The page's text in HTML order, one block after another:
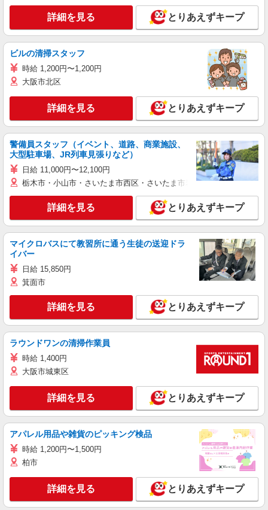
詳細を見る とりあえずキープ
ビルの清掃スタッフ
時給 1,200円〜1,200円
大阪市北区
詳細を見る とりあえずキープ
警備員スタッフ（イベント、道路、商業施設、
大型駐車場、JR列車見張りなど）
日給 11,000円〜12,100円
栃木市・小山市・さいたま市西区・さいたま市岩槻区・久喜市・蓮田
詳細を見る とりあえずキープ
マイクロバスにて教習所に通う生徒の送迎ドラ
イバー
日給 15,850円
箕面市
詳細を見る とりあえずキープ
ラウンドワンの清掃作業員
時給 1,400円
大阪市城東区
詳細を見る とりあえずキープ
アパレル用品や雑貨のピッキング検品
時給 1,200円〜1,500円
柏市
詳細を見る とりあえずキープ